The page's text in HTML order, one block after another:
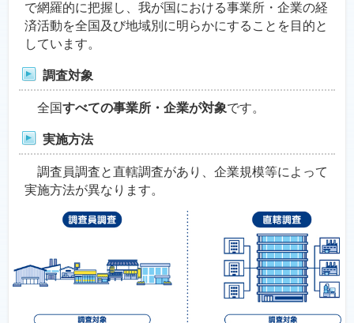
で網羅的に把握し、我が国における事業所・企業の経
済活動を全国及び地域別に明らかにすることを目的と
しています。
調査対象
全国すべての事業所・企業が対象です。
実施方法
調査員調査と直轄調査があり、企業規模等によって
実施方法が異なります。